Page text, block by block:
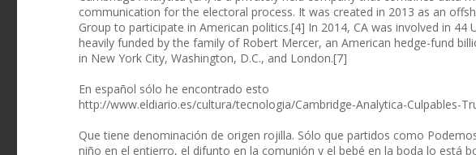
communication for the electoral process. It was created in 2013 as an
Group to participate in American politics.[4] In 2014, CA was involved in 44
heavily funded by the family of Robert Mercer, an American hedge-fund
in New York City, Washington, D.C., and London.[7]
En español sólo he encontrado esto
http://www.eldiario.es/cultura/tecnologia/Cambridge-Analytica-Culpables-
Que tiene denominación de origen rojilla. Sólo que partidos como
niño en el entierro, el difunto en la comunión y el bebé en la boda lo está